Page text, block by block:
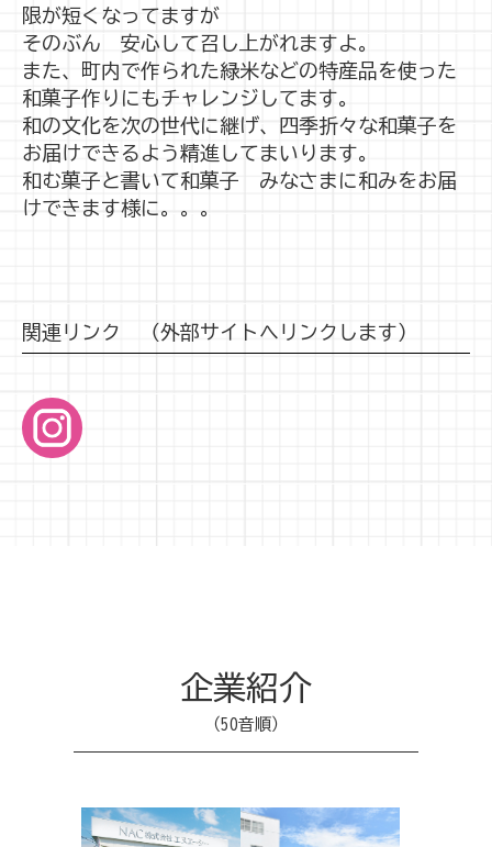
限が短くなってますが
そのぶん 安心して召し上がれますよ。
また、町内で作られた緑米などの特産品を使った
和菓子作りにもチャレンジしてます。
和の文化を次の世代に継げ、四季折々な和菓子を
お届けできるよう精進してまいります。
和む菓子と書いて和菓子 みなさまに和みをお届
けできます様に。。。
関連リンク （外部サイトへリンクします）
企業紹介
（50音順）